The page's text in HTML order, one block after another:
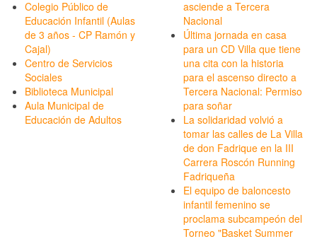
Colegio Público de
Educación Infantil (Aulas
de 3 años - CP Ramón y
Cajal)
Centro de Servicios
Sociales
Biblioteca Municipal
Aula Municipal de
Educación de Adultos
asciende a Tercera
Nacional
Última jornada en casa
para un CD Villa que tiene
una cita con la historia
para el ascenso directo a
Tercera Nacional: Permiso
para soñar
La solidaridad volvió a
tomar las calles de La Villa
de don Fadrique en la III
Carrera Roscón Running
Fadriqueña
El equipo de baloncesto
infantil femenino se
proclama subcampeón del
Torneo "Basket Summer